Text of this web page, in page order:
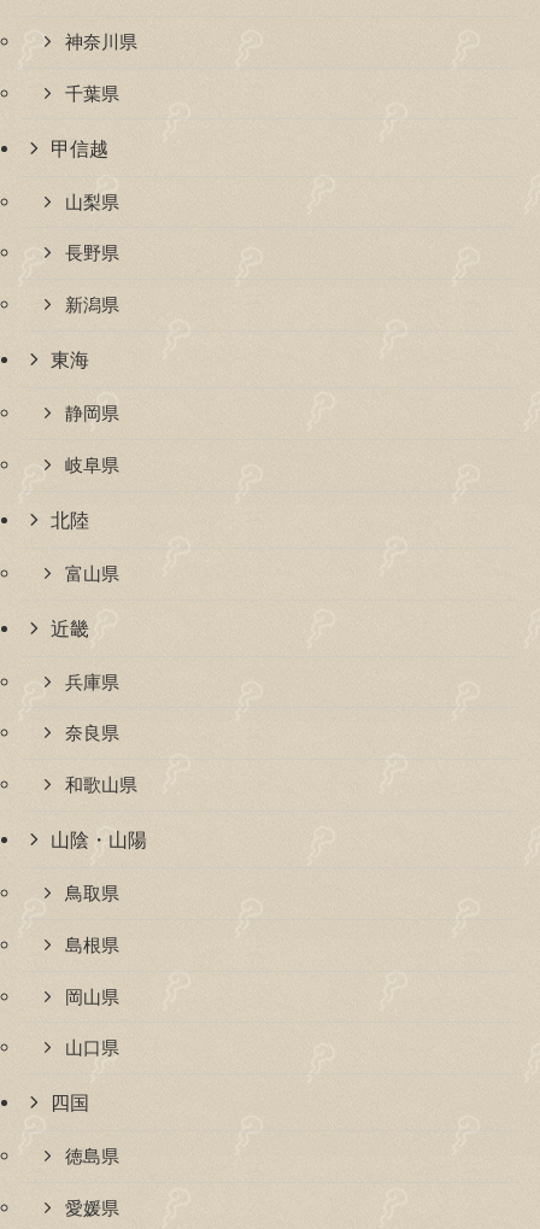
神奈川県
千葉県
甲信越
山梨県
長野県
新潟県
東海
静岡県
岐阜県
北陸
富山県
近畿
兵庫県
奈良県
和歌山県
山陰・山陽
鳥取県
島根県
岡山県
山口県
四国
徳島県
愛媛県